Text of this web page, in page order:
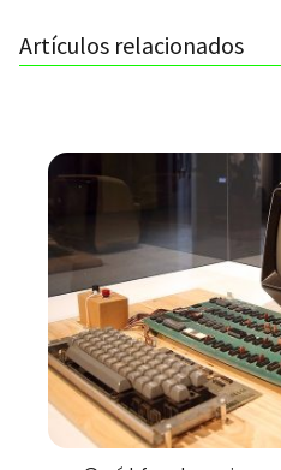
Artículos relacionados